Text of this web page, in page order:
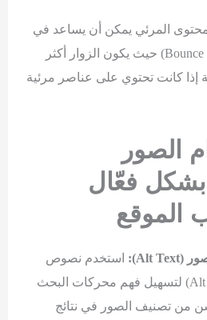
المرئي يمكن أن يساعد في
تقليل معدل الارتداد (Bounce Rate) حيث يكون الزوار أكثر
إذا كانت تحتوي على عناصر مرئية
الصور
بشكل فعّال
الموقع
استخدم نصوص
بديلة وصفية للصور (Alt Text) لتسهيل فهم محركات البحث
من تصنيف الصور في نتائج